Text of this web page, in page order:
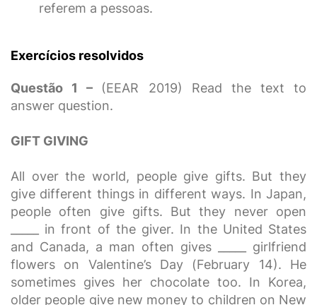
referem a pessoas.
Exercícios resolvidos
Questão 1 – (EEAR 2019) Read the text to
answer question.
GIFT GIVING
All over the world, people give gifts. But they
give different things in different ways. In Japan,
people often give gifts. But they never open
_____ in front of the giver. In the United States
and Canada, a man often gives _____ girlfriend
flowers on Valentine’s Day (February 14). He
sometimes gives her chocolate too. In Korea,
older people give new money to children on New